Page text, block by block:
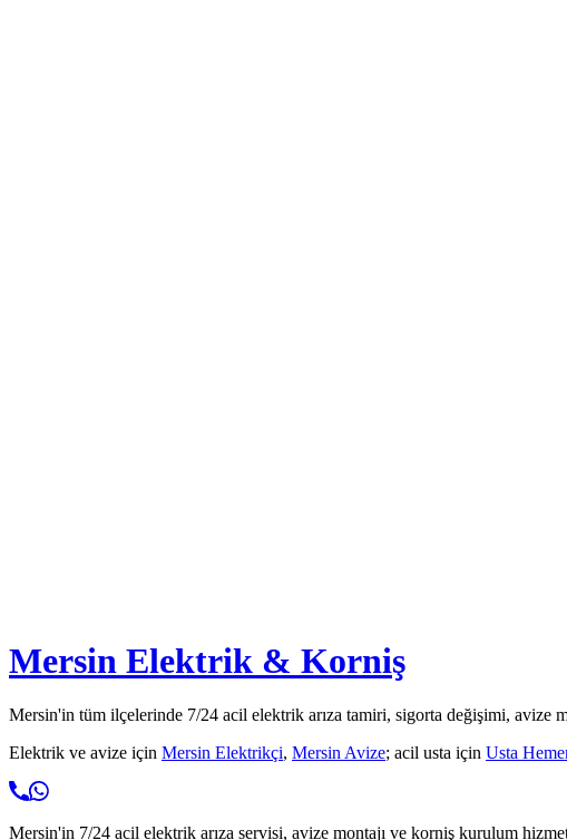
Mersin Elektrik & Korniş
Mersin'in tüm ilçelerinde 7/24 acil elektrik arıza tamiri, sigorta değişimi,
Elektrik ve avize için Mersin Elektrikçi, Mersin Avize; acil usta için Usta
Mersin'in 7/24 acil elektrik arıza servisi, avize montajı ve korniş kurulum